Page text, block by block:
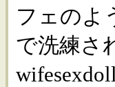
フェのよ
で洗練さ